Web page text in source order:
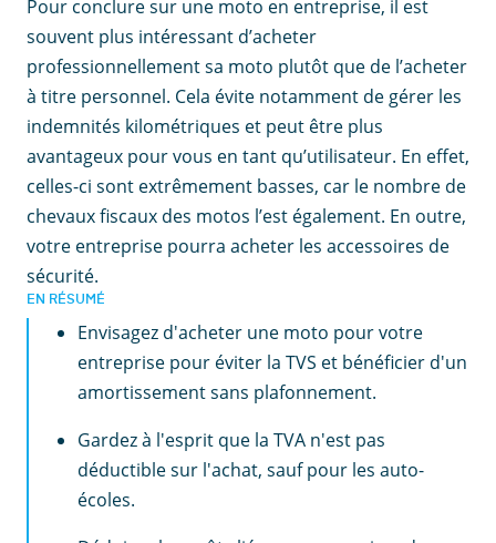
Pour conclure sur une moto en entreprise, il est
souvent plus intéressant d’acheter
professionnellement sa moto plutôt que de l’acheter
à titre personnel. Cela évite notamment de gérer les
indemnités kilométriques et peut être plus
avantageux pour vous en tant qu’utilisateur. En effet,
celles-ci sont extrêmement basses, car le nombre de
chevaux fiscaux des motos l’est également. En outre,
votre entreprise pourra acheter les accessoires de
sécurité.
EN RÉSUMÉ
Envisagez d'acheter une moto pour votre
entreprise pour éviter la TVS et bénéficier d'un
amortissement sans plafonnement.
Gardez à l'esprit que la TVA n'est pas
déductible sur l'achat, sauf pour les auto-
écoles.